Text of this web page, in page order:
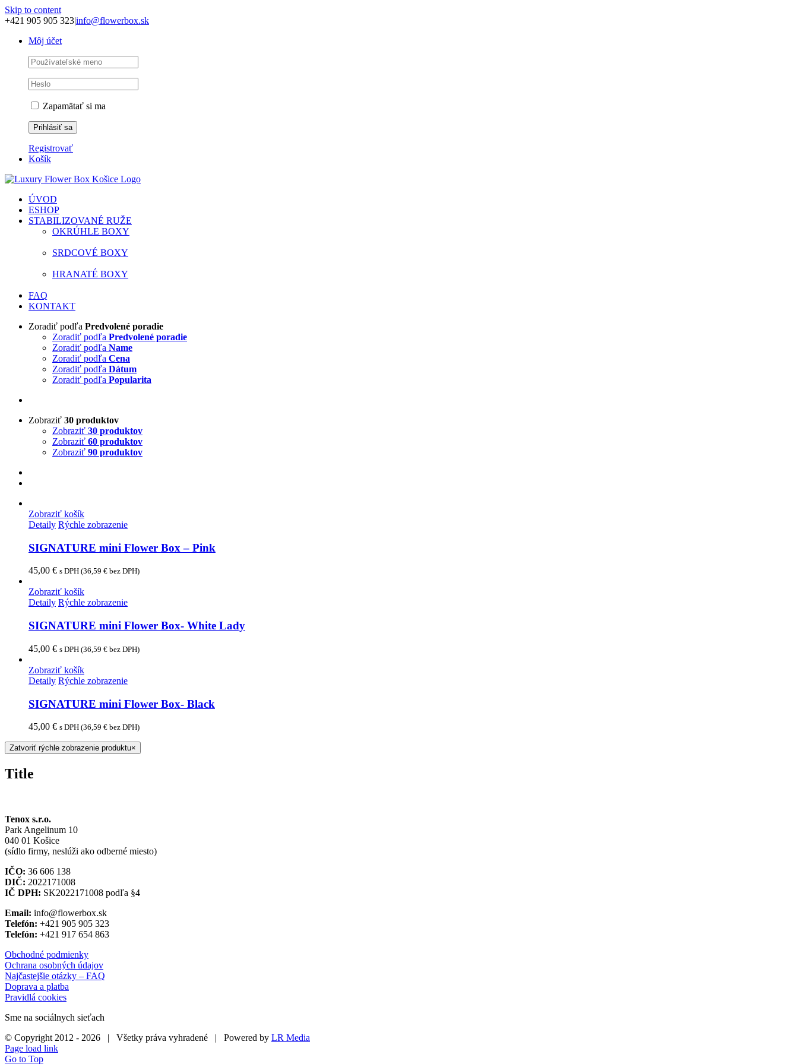
Skip to content
+421 905 905 323|info@flowerbox.sk
Môj účet
Zapamätať si ma
Registrovať
Košík
ÚVOD
ESHOP
STABILIZOVANÉ RUŽE
OKRÚHLE BOXY
SRDCOVÉ BOXY
HRANATÉ BOXY
FAQ
KONTAKT
Zoradiť podľa Predvolené poradie
Zoradiť podľa Predvolené poradie
Zoradiť podľa Name
Zoradiť podľa Cena
Zoradiť podľa Dátum
Zoradiť podľa Popularita
Zobraziť 30 produktov
Zobraziť 30 produktov
Zobraziť 60 produktov
Zobraziť 90 produktov
Zobraziť košík
Detaily Rýchle zobrazenie
SIGNATURE mini Flower Box – Pink
45,00 € s DPH (36,59 € bez DPH)
Zobraziť košík
Detaily Rýchle zobrazenie
SIGNATURE mini Flower Box- White Lady
45,00 € s DPH (36,59 € bez DPH)
Zobraziť košík
Detaily Rýchle zobrazenie
SIGNATURE mini Flower Box- Black
45,00 € s DPH (36,59 € bez DPH)
Zatvoriť rýchle zobrazenie produktu×
Title
Tenox s.r.o.
Park Angelinum 10
040 01 Košice
(sídlo firmy, neslúži ako odberné miesto)
IČO: 36 606 138
DIČ: 2022171008
IČ DPH: SK2022171008 podľa §4
Email: info@flowerbox.sk
Telefón: +421 905 905 323
Telefón: +421 917 654 863
Obchodné podmienky
Ochrana osobných údajov
Najčastejšie otázky – FAQ
Doprava a platba
Pravidlá cookies
Sme na sociálnych sieťach
© Copyright 2012 - 2026 | Všetky práva vyhradené | Powered by LR Media
Page load link
Go to Top